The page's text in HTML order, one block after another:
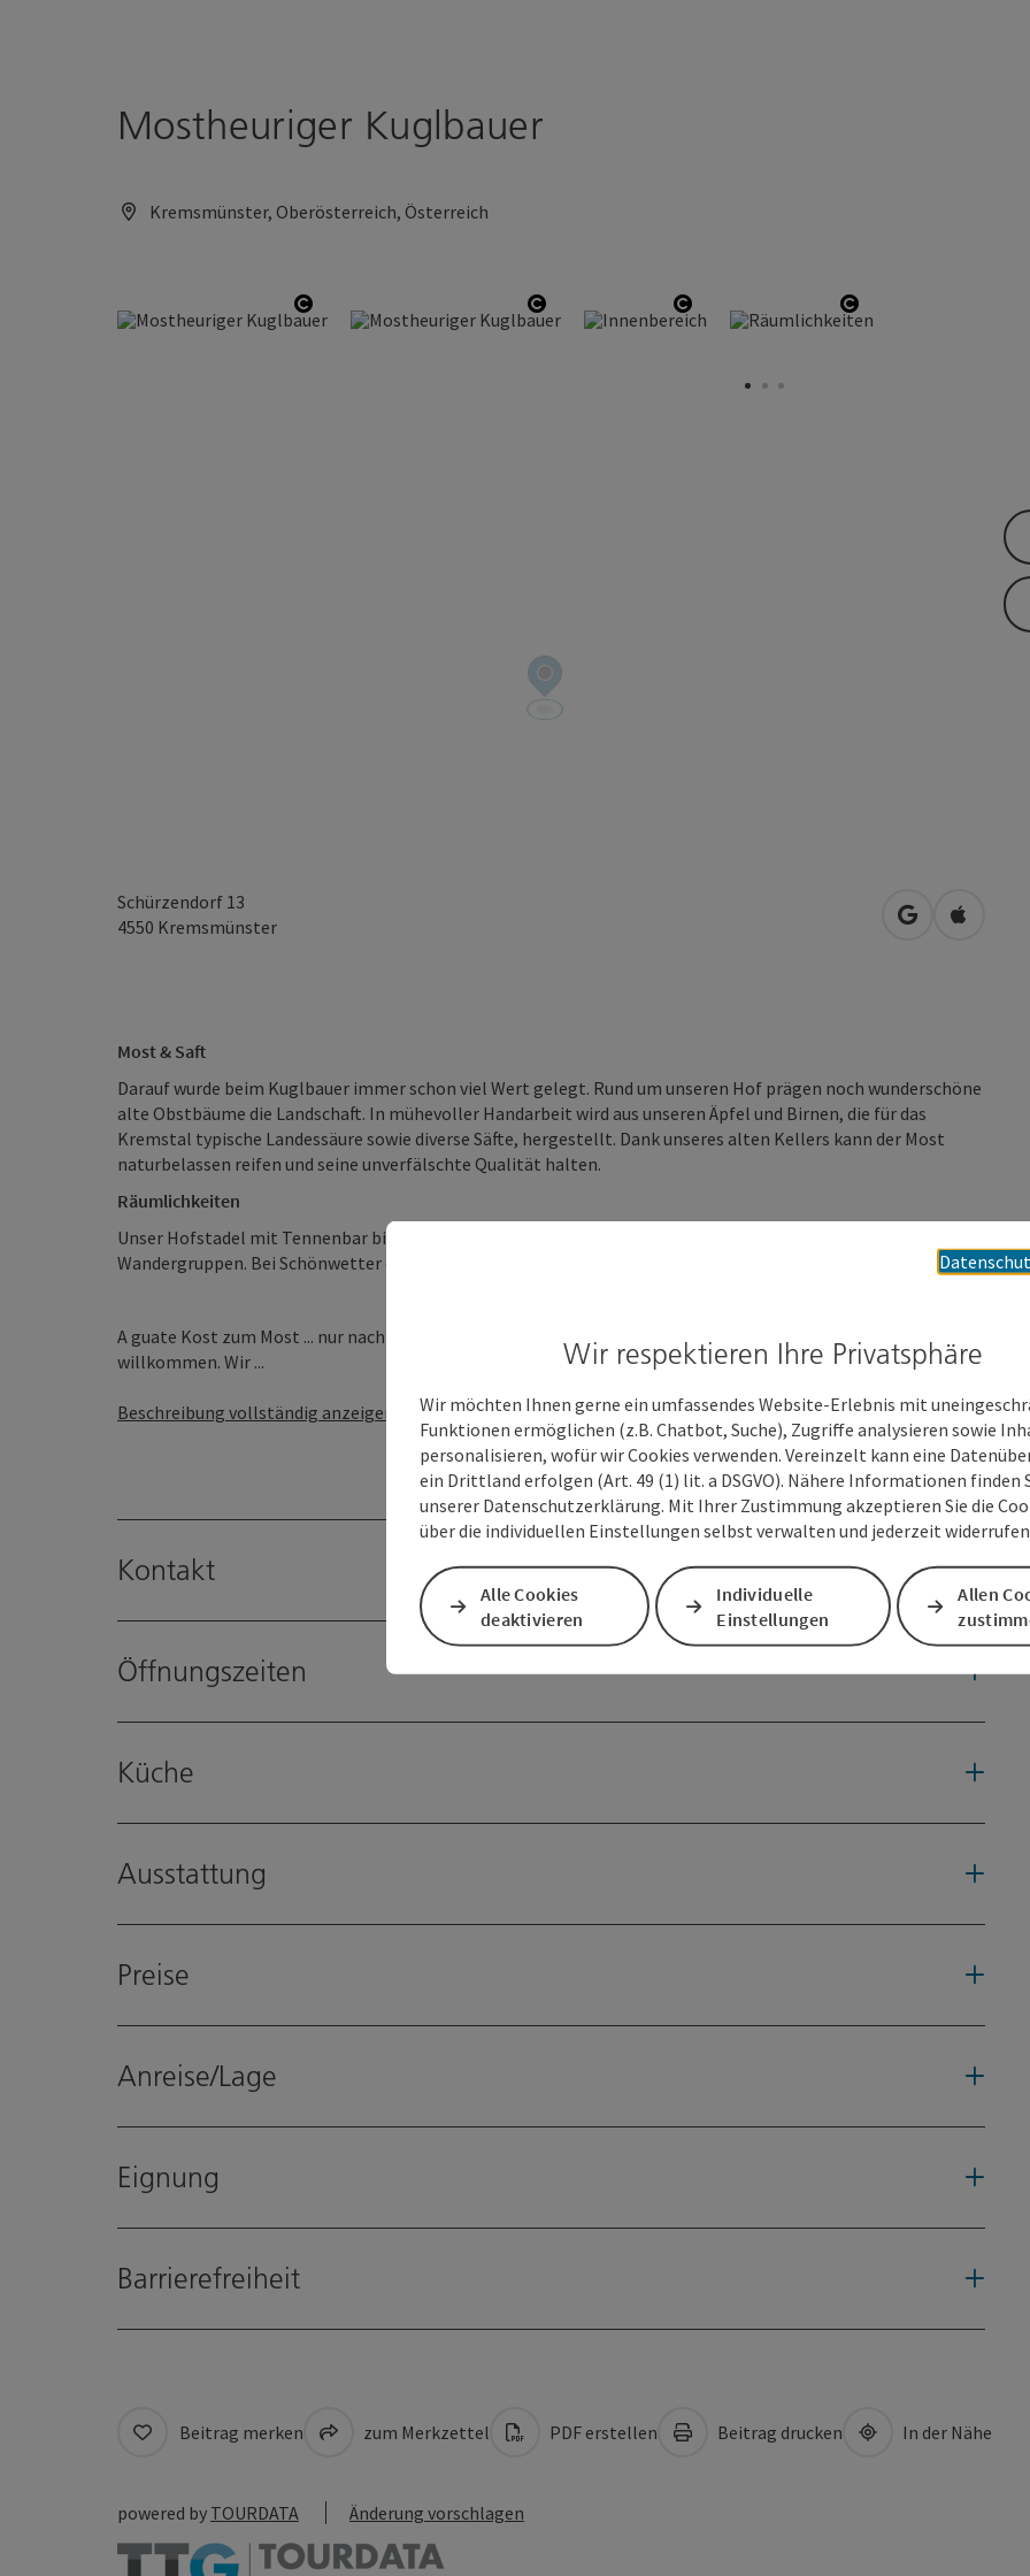
Mostheuriger Kuglbauer
Kremsmünster, Oberösterreich, Österreich
Copyright öffnen Copyright öffnenCopyright öffnenCopyright öffnen
Schürzendorf 13
4550 Kremsmünster in Googlein Apple
Most & Saft
Darauf wurde beim Kuglbauer immer schon viel Wert gelegt. Rund um unseren Hof prägen noch wunderschöne
alte Obstbäume die Landschaft. In mühevoller Handarbeit wird aus unseren Äpfel und Birnen, die für das
Kremstal typische Landessäure sowie diverse Säfte, hergestellt. Dank unseres alten Kellers kann der Most
naturbelassen reifen und seine unverfälschte Qualität halten.
Räumlichkeiten
Unser Hofstadel mit Tennenbar bietet Platz für 60 Personen für Familien- oder Firmenfeiern, Busse und
Wandergruppen. Bei Schönwetter decken wir Ihren Tisch gerne im Freien.
A guate Kost zum Most ... nur nach Anmeldung! Gruppen ab 10 Personen sind das ganze Jahr über herzlich
willkommen. Wir ...
Beschreibung vollständig anzeigen
Kontakt
Öffnungszeiten
Küche
Ausstattung
Preise
Anreise/Lage
Eignung
Barrierefreiheit
Beitrag merken zum Merkzettel PDF erstellen Beitrag drucken In der Nähe
powered by TOURDATA Änderung vorschlagen
Wir respektieren Ihre Privatsphäre
Wir möchten Ihnen gerne ein umfassendes Website-Erlebnis mit
Funktionen ermöglichen (z.B. Chatbot, Suche), Zugriffe analysieren sowie
personalisieren, wofür wir Cookies verwenden. Vereinzelt kann eine
ein Drittland erfolgen (Art. 49 (1) lit. a DSGVO). Nähere Informationen finden
unserer Datenschutzerklärung. Mit Ihrer Zustimmung akzeptieren Sie die
über die individuellen Einstellungen selbst verwalten und jederzeit
Alle Cookies
deaktivieren
Individuelle
Einstellungen
Allen